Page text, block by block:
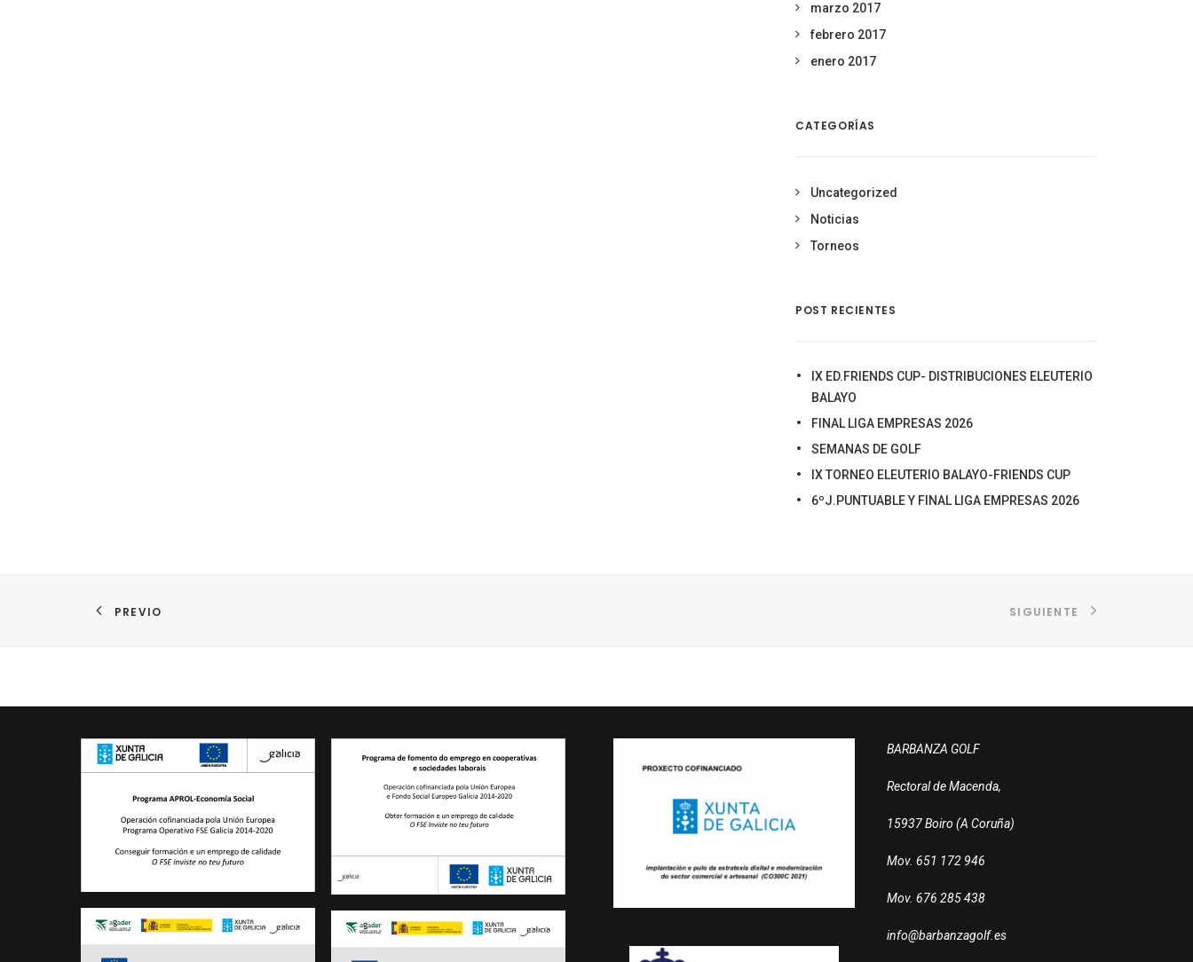
marzo 2017
febrero 2017
enero 2017
CATEGORÍAS
Uncategorized
Noticias
Torneos
POST RECIENTES
IX ED.FRIENDS CUP- DISTRIBUCIONES ELEUTERIO
BALAYO
FINAL LIGA EMPRESAS 2026
SEMANAS DE GOLF
IX TORNEO ELEUTERIO BALAYO-FRIENDS CUP
6ºJ.PUNTUABLE Y FINAL LIGA EMPRESAS 2026
PREVIO SIGUIENTE
BARBANZA GOLF
Rectoral de Macenda,
15937 Boiro (A Coruña)
Mov. 651 172 946
Mov. 676 285 438
info@barbanzagolf.es